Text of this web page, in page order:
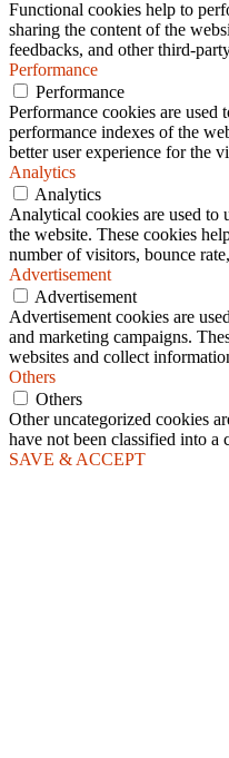
Functional cookies help to
sharing the content of the
feedbacks, and other third-
Performance
Performance
Performance cookies are used
performance indexes of the
better user experience for the
Analytics
Analytics
Analytical cookies are used to
the website. These cookies
number of visitors, bounce
Advertisement
Advertisement
Advertisement cookies are
and marketing campaigns.
websites and collect
Others
Others
Other uncategorized cookies
have not been classified into a
SAVE & ACCEPT